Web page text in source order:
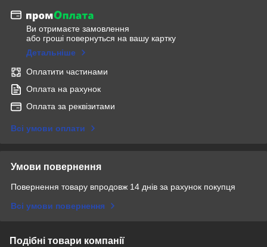
Ви отримаєте замовлення
або гроші повернуться на вашу картку
Детальніше
Оплатити частинами
Оплата на рахунок
Оплата за реквізитами
Всі умови оплати
Умови повернення
Повернення товару впродовж 14 днів за рахунок покупця
Всі умови повернення
Подібні товари компанії